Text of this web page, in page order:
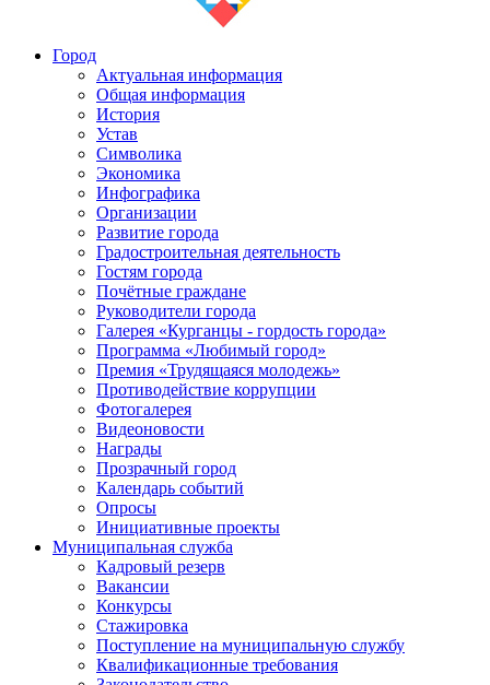
Город
Актуальная информация
Общая информация
История
Устав
Символика
Экономика
Инфографика
Организации
Развитие города
Градостроительная деятельность
Гостям города
Почётные граждане
Руководители города
Галерея «Курганцы - гордость города»
Программа «Любимый город»
Премия «Трудящаяся молодежь»
Противодействие коррупции
Фотогалерея
Видеоновости
Награды
Прозрачный город
Календарь событий
Опросы
Инициативные проекты
Муниципальная служба
Кадровый резерв
Вакансии
Конкурсы
Стажировка
Поступление на муниципальную службу
Квалификационные требования